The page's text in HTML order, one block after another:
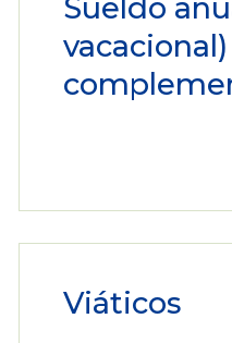
Sueldo
vacacional)
Viáticos